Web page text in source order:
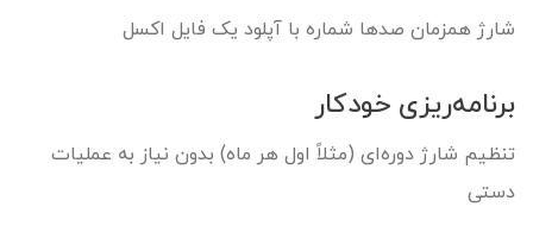
شارژ همزمان صد‌ها شماره با آپلود یک فایل اکسل
برنامه‌ریزی خودکار
تنظیم شارژ دوره‌ای (مثلاً اول هر ماه) بدون نیاز به عملیات
دستی